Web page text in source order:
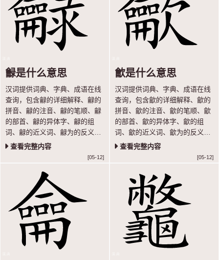
龣是什么意思
汉词提供词典、字典、成语在线
查询，包含龣的详细解释、龣的
拼音、龣的注音、龣的笔顺、龣
的部首、龣的异体字、龣的组
词、龣的近义词、龣为的反义词
等内容，让你轻松学汉语。
查看完整内容
[05-12]
龡是什么意思
汉词提供词典、字典、成语在线
查询，包含龡的详细解释、龡的
拼音、龡的注音、龡的笔顺、龡
的部首、龡的异体字、龡的组
词、龡的近义词、龡为的反义词
等内容，让你轻松学汉语。
查看完整内容
[05-12]